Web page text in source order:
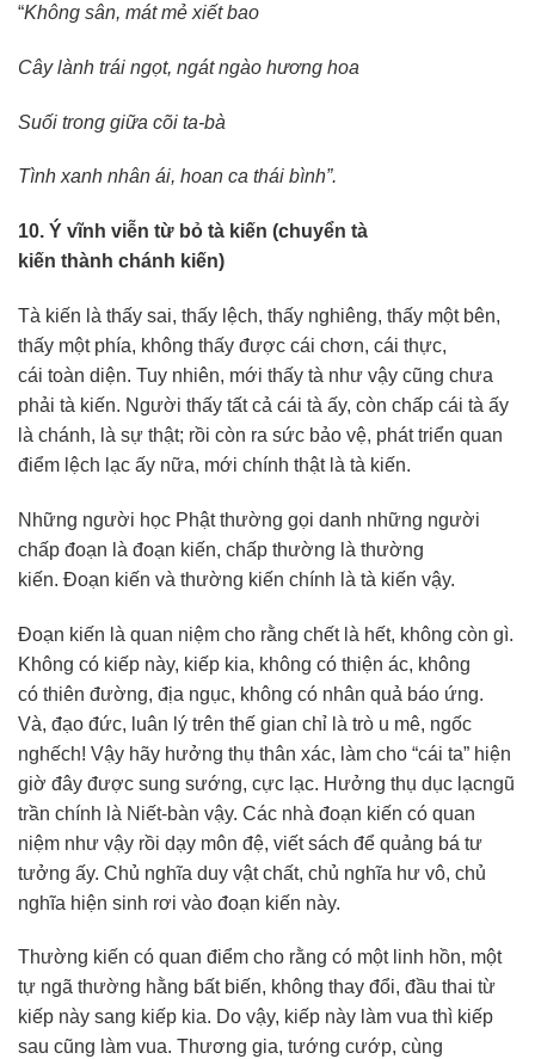
“Không sân, mát mẻ xiết bao
Cây lành trái ngọt, ngát ngào hương hoa
Suối trong giữa cõi ta-bà
Tình xanh nhân ái, hoan ca thái bình”.
10. Ý vĩnh viễn từ bỏ tà kiến (chuyển tà
kiến thành chánh kiến)
Tà kiến là thấy sai, thấy lệch, thấy nghiêng, thấy một bên,
thấy một phía, không thấy được cái chơn, cái thực,
cái toàn diện. Tuy nhiên, mới thấy tà như vậy cũng chưa
phải tà kiến. Người thấy tất cả cái tà ấy, còn chấp cái tà ấy
là chánh, là sự thật; rồi còn ra sức bảo vệ, phát triển quan
điểm lệch lạc ấy nữa, mới chính thật là tà kiến.
Những người học Phật thường gọi danh những người
chấp đoạn là đoạn kiến, chấp thường là thường
kiến. Đoạn kiến và thường kiến chính là tà kiến vậy.
Đoạn kiến là quan niệm cho rằng chết là hết, không còn gì.
Không có kiếp này, kiếp kia, không có thiện ác, không
có thiên đường, địa ngục, không có nhân quả báo ứng.
Và, đạo đức, luân lý trên thế gian chỉ là trò u mê, ngốc
nghếch! Vậy hãy hưởng thụ thân xác, làm cho “cái ta” hiện
giờ đây được sung sướng, cực lạc. Hưởng thụ dục lạcngũ
trần chính là Niết-bàn vậy. Các nhà đoạn kiến có quan
niệm như vậy rồi dạy môn đệ, viết sách để quảng bá tư
tưởng ấy. Chủ nghĩa duy vật chất, chủ nghĩa hư vô, chủ
nghĩa hiện sinh rơi vào đoạn kiến này.
Thường kiến có quan điểm cho rằng có một linh hồn, một
tự ngã thường hằng bất biến, không thay đổi, đầu thai từ
kiếp này sang kiếp kia. Do vậy, kiếp này làm vua thì kiếp
sau cũng làm vua. Thương gia, tướng cướp, cùng